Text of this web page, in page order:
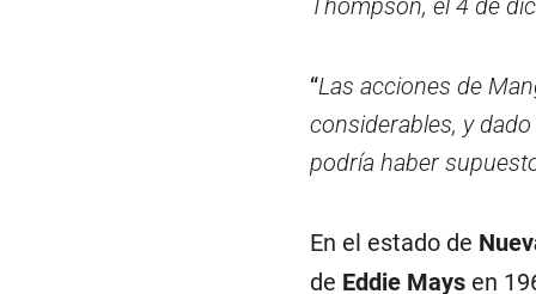
Thompson, el 4 de
“Las acciones de
considerables, y
podría haber
En el estado de
de Eddie Maysen